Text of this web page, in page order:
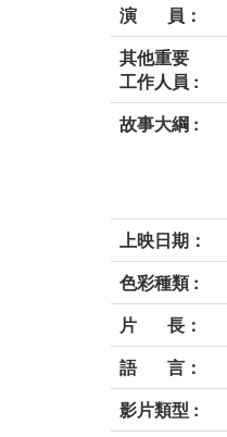
演 員：
其他重要
工作人員 :
故事大綱 :
上映日期：
色彩種類 :
片 長：
語 言：
影片類型 :